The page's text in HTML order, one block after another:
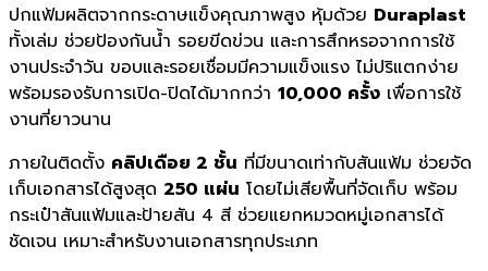
ปกแฟ้มผลิตจากกระดาษแข็งคุณภาพสูง หุ้มด้วย Duraplast
ทั้งเล่ม ช่วยป้องกันน้ำ รอยขีดข่วน และการสึกหรอจากการใช้
งานประจำวัน ขอบและรอยเชื่อมมีความแข็งแรง ไม่ปริแตกง่าย
พร้อมรองรับการเปิด-ปิดได้มากกว่า 10,000 ครั้ง เพื่อการใช้
งานที่ยาวนาน
ภายในติดตั้ง คลิปเดือย 2 ชั้น ที่มีขนาดเท่ากับสันแฟ้ม ช่วยจัด
เก็บเอกสารได้สูงสุด 250 แผ่น โดยไม่เสียพื้นที่จัดเก็บ พร้อม
กระเป๋าสันแฟ้มและป้ายสัน 4 สี ช่วยแยกหมวดหมู่เอกสารได้
ชัดเจน เหมาะสำหรับงานเอกสารทุกประเภท